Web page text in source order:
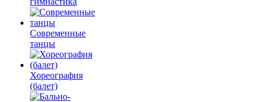
Современные
танцы
Хореография
(балет)